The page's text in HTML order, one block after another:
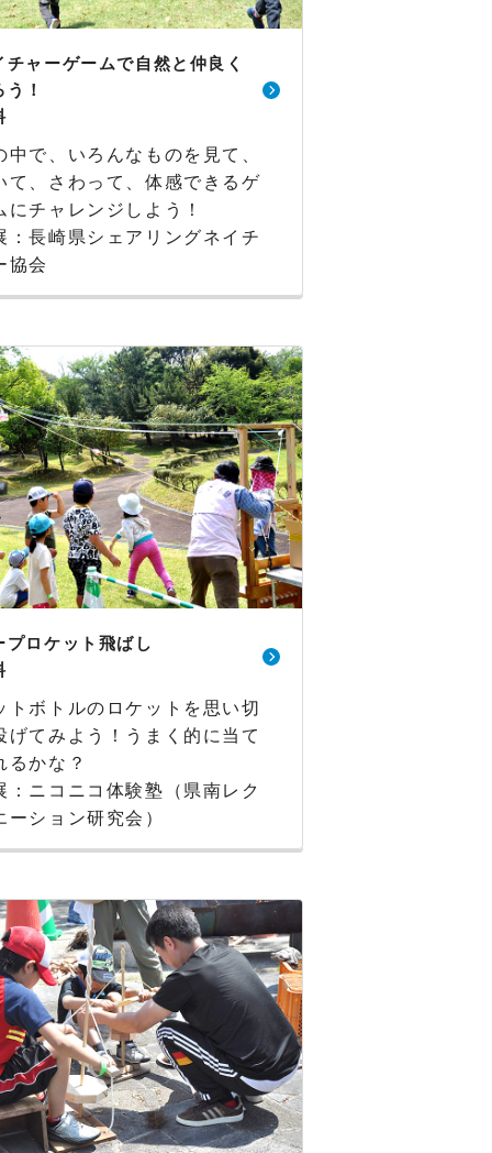
チャーゲームで自然と仲良く
！
中で、いろんなものを見て、
て、さわって、体感できるゲ
にチャレンジしよう！
：長崎県シェアリングネイチ
協会
プロケット飛ばし
トボトルのロケットを思い切
げてみよう！うまく的に当て
るかな？
：ニコニコ体験塾（県南レク
ーション研究会）